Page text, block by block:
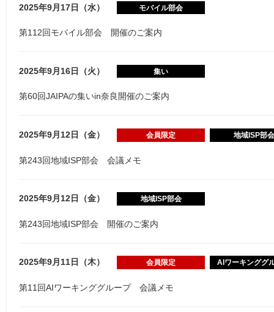
2025年9月17日（水） モバイル部会
第112回モバイル部会 開催のご案内
2025年9月16日（火） 集い
第60回JAIPAの集いin奈良開催のご案内
2025年9月12日（金） 会員限定 地域ISP部会
第243回地域ISP部会 会議メモ
2025年9月12日（金） 地域ISP部会
第243回地域ISP部会 開催のご案内
2025年9月11日（木） 会員限定 AIワーキンググ
第11回AIワーキンググループ 会議メモ